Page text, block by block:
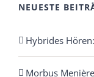
NEUESTE
Hybrides
Morbus